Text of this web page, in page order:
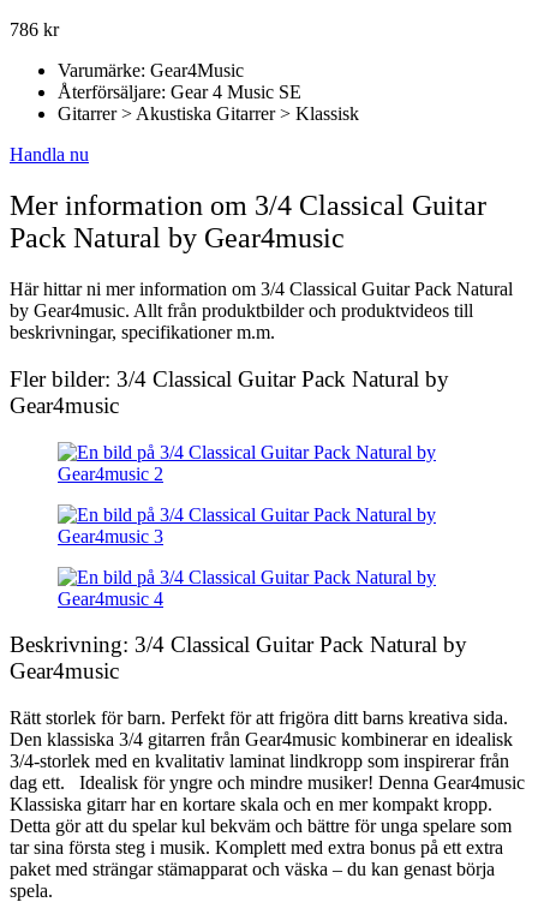
786 kr
Varumärke: Gear4Music
Återförsäljare: Gear 4 Music SE
Gitarrer > Akustiska Gitarrer > Klassisk
Handla nu
Mer information om 3/4 Classical Guitar
Pack Natural by Gear4music
Här hittar ni mer information om 3/4 Classical Guitar Pack Natural
by Gear4music. Allt från produktbilder och produktvideos till
beskrivningar, specifikationer m.m.
Fler bilder: 3/4 Classical Guitar Pack Natural by
Gear4music
Beskrivning: 3/4 Classical Guitar Pack Natural by
Gear4music
Rätt storlek för barn. Perfekt för att frigöra ditt barns kreativa sida.
Den klassiska 3/4 gitarren från Gear4music kombinerar en idealisk
3/4-storlek med en kvalitativ laminat lindkropp som inspirerar från
dag ett. Idealisk för yngre och mindre musiker! Denna Gear4music
Klassiska gitarr har en kortare skala och en mer kompakt kropp.
Detta gör att du spelar kul bekväm och bättre för unga spelare som
tar sina första steg i musik. Komplett med extra bonus på ett extra
paket med strängar stämapparat och väska – du kan genast börja
spela.